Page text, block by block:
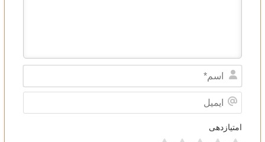
Name*
امتیازدهی